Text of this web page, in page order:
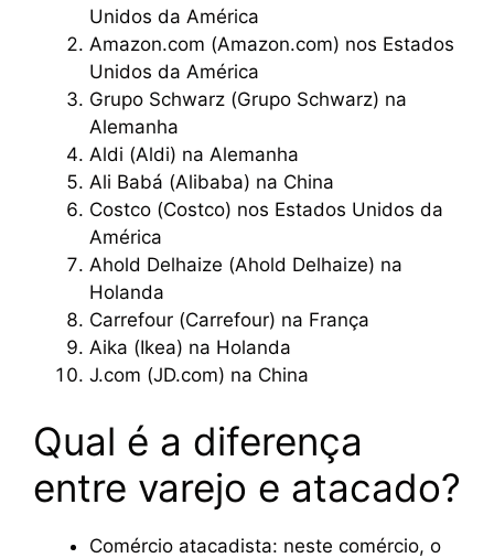
Unidos da América
Amazon.com (Amazon.com) nos Estados
Unidos da América
Grupo Schwarz (Grupo Schwarz) na
Alemanha
Aldi (Aldi) na Alemanha
Ali Babá (Alibaba) na China
Costco (Costco) nos Estados Unidos da
América
Ahold Delhaize (Ahold Delhaize) na
Holanda
Carrefour (Carrefour) na França
Aika (Ikea) na Holanda
J.com (JD.com) na China
Qual é a diferença
entre varejo e atacado?
Comércio atacadista: neste comércio, o